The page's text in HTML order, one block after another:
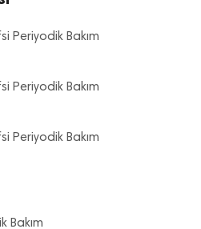
Periyodik Bakım
Periyodik Bakım
Periyodik Bakım
Bakım